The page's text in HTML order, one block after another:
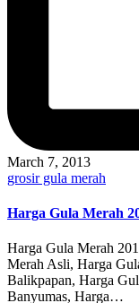
March 7, 2013
Posted
grosir gula merah
Harga Gula Merah
Harga Gula Merah
Merah Asli, Harga
Balikpapan, Harga
Banyumas, Harga…